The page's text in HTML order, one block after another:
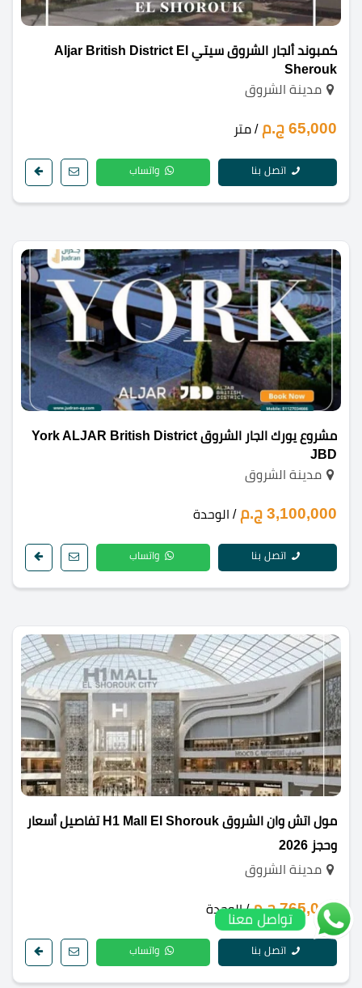
كمبوند ألجار الشروق سيتي Aljar British District El
Sherouk
مدينة الشروق
65,000 ج.م / متر
اتصل بنا واتساب
مشروع يورك الجار الشروق York ALJAR British District
JBD
مدينة الشروق
3,100,000 ج.م / الوحدة
اتصل بنا واتساب
مول اتش وان الشروق H1 Mall El Shorouk تفاصيل أسعار
وحجز 2026
مدينة الشروق
765,000 ج.م / الوحدة
اتصل بنا واتساب
تواصل معنا